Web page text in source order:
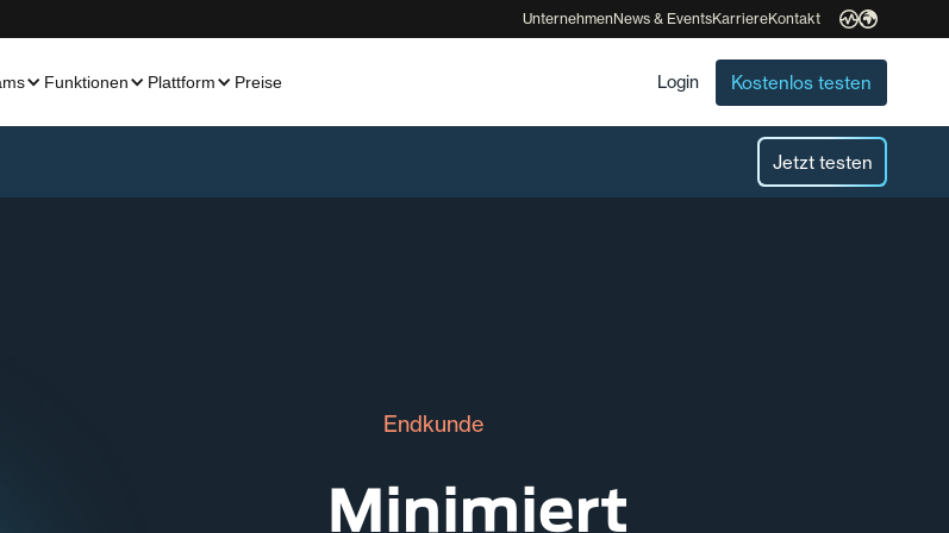
UnternehmenNews & EventsKarriereKontakt
Funktionen Plattform Preise Login Kostenlos testen
Jetzt testen
Endkunde
Minimiert